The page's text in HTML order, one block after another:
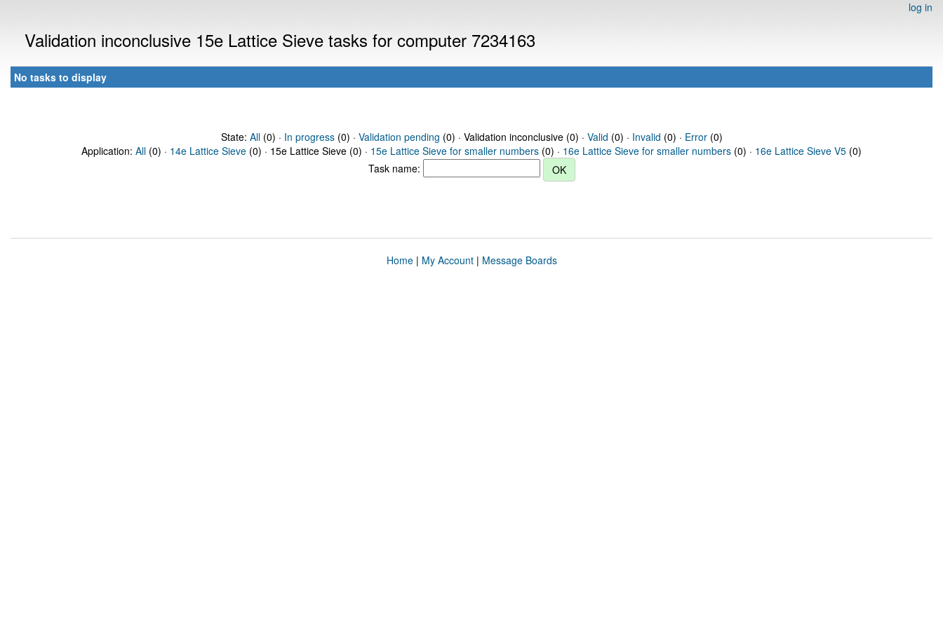
log in
Validation inconclusive 15e Lattice Sieve tasks for computer 7234163
No tasks to display
State: All(0) · In progress(0) · Validation pending (0) · Validation inconclusive (0) · Valid (0) · Invalid (0) · Error(0)
Application: All (0) · 14e Lattice Sieve (0) · 15e Lattice Sieve (0) · 15e Lattice Sieve for smaller numbers (0) · 16e Lattice Sieve for smaller numbers (0) · 16e Lattice Sieve V5 (0)
Task name:
Home| My Account| Message Boards